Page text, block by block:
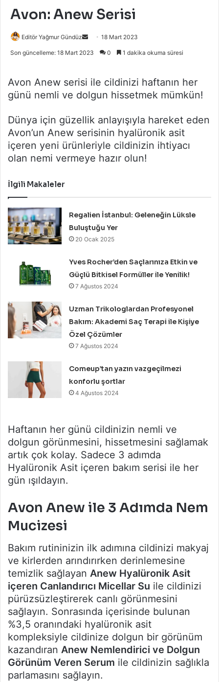
Avon: Anew Serisi
Editör Yağmur Gündüz
Bir
18 Mart 2023
Son güncelleme: 18 Mart 2023 0 1 dakika okuma süresi
Avon Anew serisi ile cildinizi haftanın her
günü nemli ve dolgun hissetmek mümkün!
Dünya için güzellik anlayışıyla hareket eden
Avon’un Anew serisinin hyalüronik asit
içeren yeni ürünleriyle cildinizin ihtiyacı
olan nemi vermeye hazır olun!
İlgili Makaleler
Regalien İstanbul: Geleneğin Lüksle
Buluştuğu Yer
20 Ocak 2025
Yves Rocher’den Saçlarınıza Etkin ve
Güçlü Bitkisel Formüller ile Yenilik!
7 Ağustos 2024
Uzman Trikologlardan Profesyonel
Bakım: Akademi Saç Terapi ile Kişiye
Özel Çözümler
7 Ağustos 2024
Comeup’tan yazın vazgeçilmezi
konforlu şortlar
4 Ağustos 2024
Haftanın her günü cildinizin nemli ve
dolgun görünmesini, hissetmesini sağlamak
artık çok kolay. Sadece 3 adımda
Hyalüronik Asit içeren bakım serisi ile her
gün ışıldayın.
Avon Anew ile 3 Adımda Nem
Mucizesi
Bakım rutininizin ilk adımına cildinizi makyaj
ve kirlerden arındırırken derinlemesine
temizlik sağlayan Anew Hyalüronik Asit
içeren Canlandırıcı Micellar Su ile cildinizi
pürüzsüzleştirerek canlı görünmesini
sağlayın. Sonrasında içerisinde bulunan
%3,5 oranındaki hyalüronik asit
kompleksiyle cildinize dolgun bir görünüm
kazandıran Anew Nemlendirici ve Dolgun
Görünüm Veren Serum ile cildinizin sağlıkla
parlamasını sağlayın.